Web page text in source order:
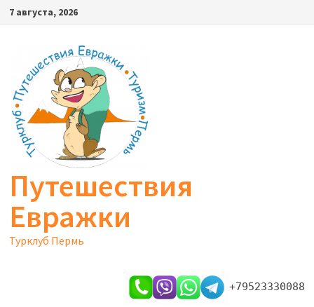
Перейти
содержимому
7 августа, 2026
Путешествия
Евражки
Турклуб Пермь
+79523330088